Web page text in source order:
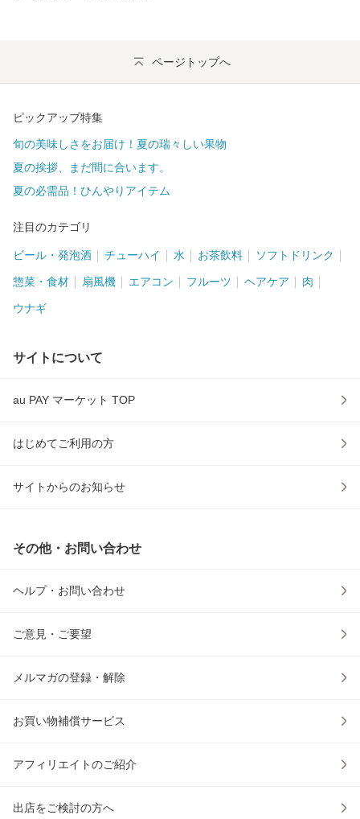
ページトップへ
ピックアップ特集
旬の美味しさをお届け！夏の瑞々しい果物
夏の挨拶、まだ間に合います。
夏の必需品！ひんやりアイテム
注目のカテゴリ
ビール・発泡酒 チューハイ 水 お茶飲料 ソフトドリンク
惣菜・食材 扇風機 エアコン フルーツ ヘアケア 肉
ウナギ
サイトについて
au PAY マーケット TOP
はじめてご利用の方
サイトからのお知らせ
その他・お問い合わせ
ヘルプ・お問い合わせ
ご意見・ご要望
メルマガの登録・解除
お買い物補償サービス
アフィリエイトのご紹介
出店をご検討の方へ